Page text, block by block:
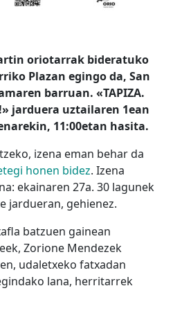
oriotarrak bideratuko
Plazan egingo da, San
barruan. «TAPIZA.
jarduera uztailaren 1ean
11:00etan hasita.
izena eman behar da
honen bidez. Izena
ekainaren 27a. 30 lagunek
jardueran, gehienez.
batzuen gainean
Zorione Mendezek
udaletxeko fatxadan
lana, herritarrek